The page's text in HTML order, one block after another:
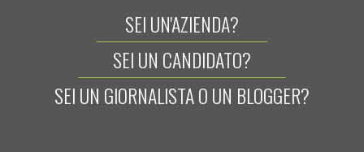
SEI UN'AZIENDA?
SEI UN CANDIDATO?
SEI UN GIORNALISTA O UN BLOGGER?